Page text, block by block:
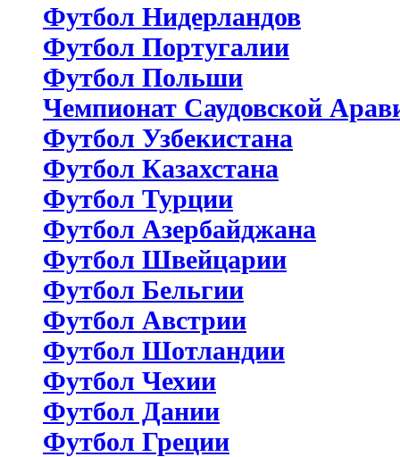
Футбол Нидерландов
Футбол Португалии
Футбол Польши
Чемпионат Саудовской
Футбол Узбекистана
Футбол Казахстана
Футбол Турции
Футбол Азербайджана
Футбол Швейцарии
Футбол Бельгии
Футбол Австрии
Футбол Шотландии
Футбол Чехии
Футбол Дании
Футбол Греции